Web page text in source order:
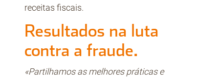
receitas fiscais.
Resultados na luta
contra a fraude.
«Partilhamos as melhores práticas e